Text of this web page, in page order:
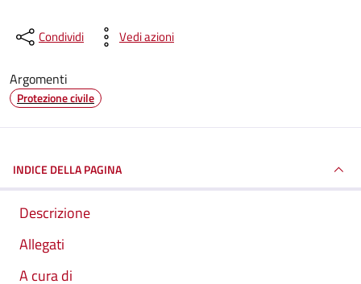
Condividi Vedi azioni
Argomenti
Protezione civile
INDICE DELLA PAGINA
Descrizione
Allegati
A cura di